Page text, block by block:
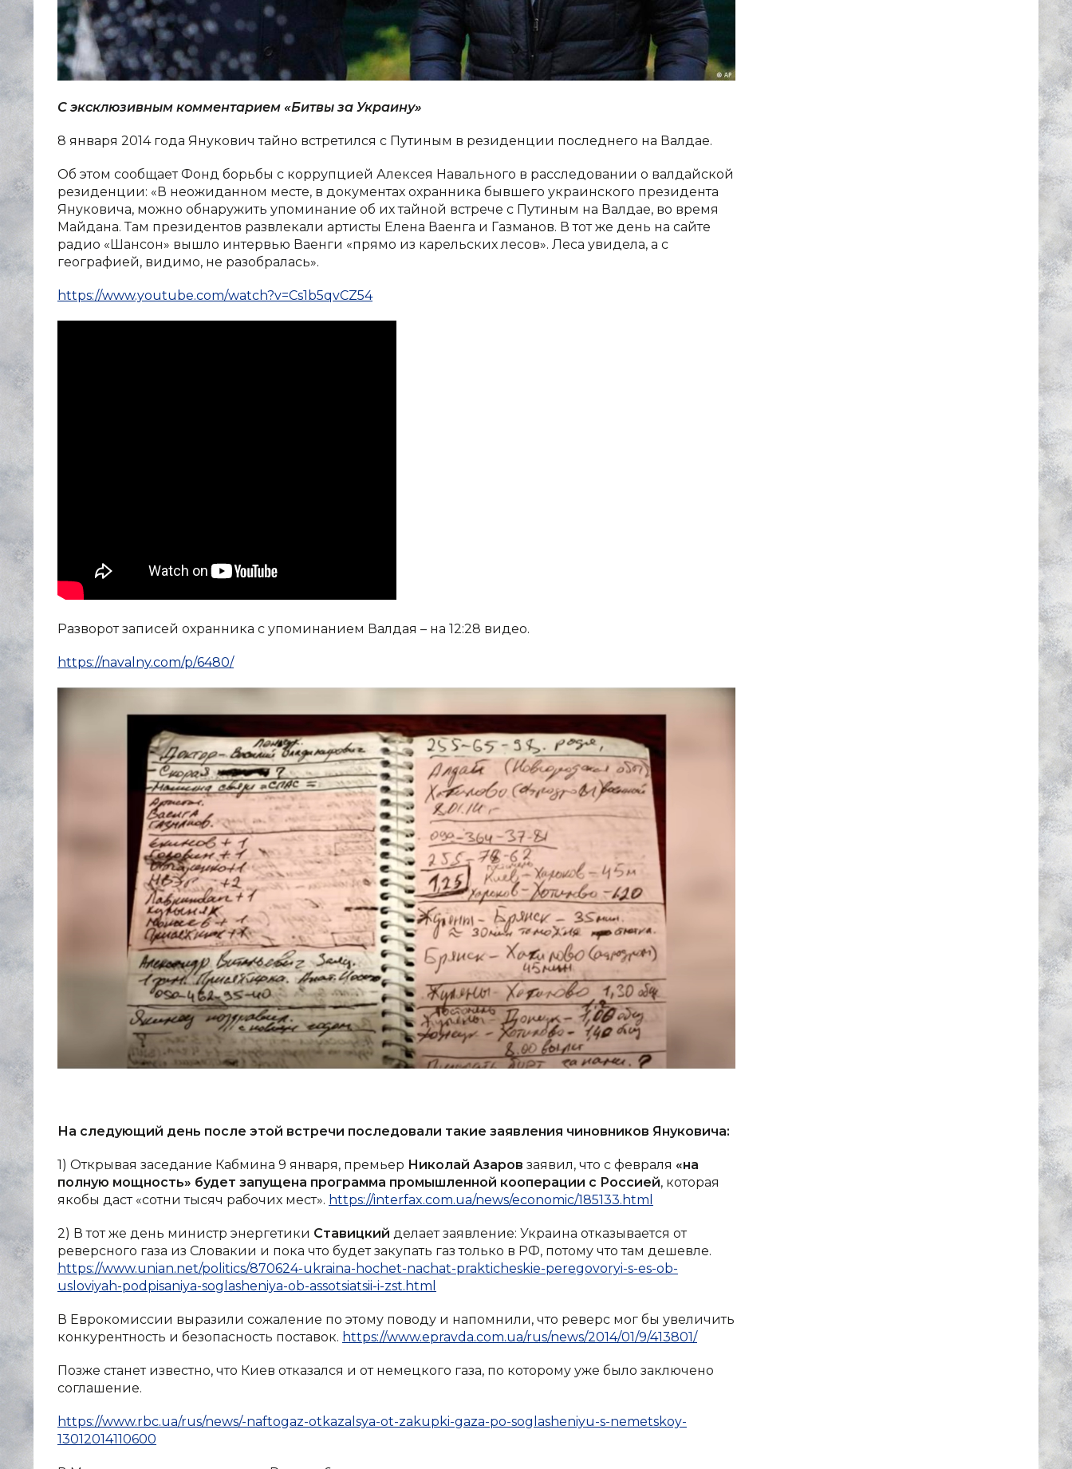
С эксклюзивным комментарием «Битвы за Украину»
8 января 2014 года Янукович тайно встретился с Путиным в резиденции последнего на Валдае.
Об этом сообщает Фонд борьбы с коррупцией Алексея Навального в расследовании о валдайской
резиденции: «В неожиданном месте, в документах охранника бывшего украинского президента
Януковича, можно обнаружить упоминание об их тайной встрече с Путиным на Валдае, во время
Майдана. Там президентов развлекали артисты Елена Ваенга и Газманов. В тот же день на сайте
радио «Шансон» вышло интервью Ваенги «прямо из карельских лесов». Леса увидела, а с
географией, видимо, не разобралась».
https://www.youtube.com/watch?v=Cs1b5qvCZ54
Разворот записей охранника с упоминанием Валдая – на 12:28 видео.
https://navalny.com/p/6480/
На следующий день после этой встречи последовали такие заявления чиновников Януковича:
1) Открывая заседание Кабмина 9 января, премьер Николай Азаров заявил, что с февраля «на
полную мощность» будет запущена программа промышленной кооперации с Россией, которая
якобы даст «сотни тысяч рабочих мест». https://interfax.com.ua/news/economic/185133.html
2) В тот же день министр энергетики Ставицкий делает заявление: Украина отказывается от
реверсного газа из Словакии и пока что будет закупать газ только в РФ, потому что там дешевле.
https://www.unian.net/politics/870624-ukraina-hochet-nachat-prakticheskie-peregovoryi-s-es-ob-
usloviyah-podpisaniya-soglasheniya-ob-assotsiatsii-i-zst.html
В Еврокомиссии выразили сожаление по этому поводу и напомнили, что реверс мог бы увеличить
конкурентность и безопасность поставок. https://www.epravda.com.ua/rus/news/2014/01/9/413801/
Позже станет известно, что Киев отказался и от немецкого газа, по которому уже было заключено
соглашение.
https://www.rbc.ua/rus/news/-naftogaz-otkazalsya-ot-zakupki-gaza-po-soglasheniyu-s-nemetskoy-
13012014110600